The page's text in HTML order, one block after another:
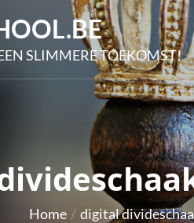
SLIMMERE TOEKOMST!
Home digital